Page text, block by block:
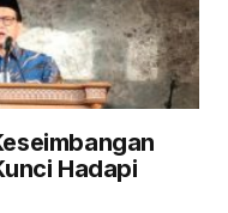
Hadapi